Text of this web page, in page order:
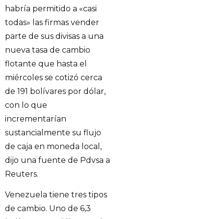
habría permitido a «casi
todas» las firmas vender
parte de sus divisas a una
nueva tasa de cambio
flotante que hasta el
miércoles se cotizó cerca
de 191 bolívares por dólar,
con lo que
incrementarían
sustancialmente su flujo
de caja en moneda local,
dijo una fuente de Pdvsa a
Reuters.
Venezuela tiene tres tipos
de cambio. Uno de 6,3